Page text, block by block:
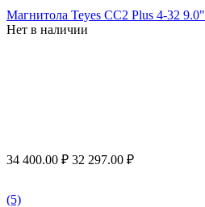
Магнитола Teyes CC2 Plus 4-32 9.0"
Нет в наличии
34 400.00 ₽ 32 297.00 ₽
(5)